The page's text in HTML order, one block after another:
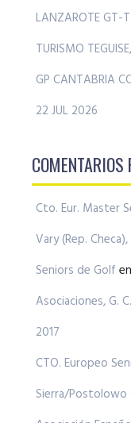
LANZAROTE GT-
TURISMO
GP CANTABRIA
22 JUL 2026
COMENTARIOS
Cto. Eur. Master
Vary (Rep.
Seniors de Golf en
Asociaciones, G.
2017
CTO. Europeo
Sierra/Postolowo